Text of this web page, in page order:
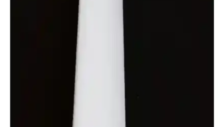
mekanlara şıklık katarken kolay montaj ve boyama imkanı sunar.
Güvenli ve ekonomik dekorasyon çözümü ile mekanlarınızı
Köpük Yapıştırıcılarının Dekorasyon ve Mobilya
Projelerindeki Rolü ve Kullanım İpuçları
Dekorasyon ve mobilya projelerinde köpük yapıştırıcıları, hızlı
kuruma ve yüksek yapışma gücüyle önemli. Doğru seçim ve
kullanım teknikleriyle dayanıklı ve estetik sonuçlar elde edin.
Güçpor Bambu Model Strafor Tavan ve Duvar
Kaplama Paneli 10 m², Estetik ve Dayanıklı İç